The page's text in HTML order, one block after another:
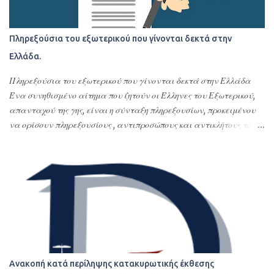
Πληρεξούσια του εξωτερικού που γίνονται δεκτά στην
Ελλάδα.
Πληρεξούσια του εξωτερικού που γίνονται δεκτά στην Ελλάδα
Ένα συνηθισμένο αίτημα που ζητούν οι Έλληνες του Εξωτερικού,
απανταχού της γης, είναι η σύνταξη πληρεξουσίων, προκειμένου
να ορίσουν πληρεξουσίους , αντιπροσώπους και αντικλήτους τους
υποθέσεων τους στην Ελλάδα ή οποιασδήποτε εκπροσώπησης –
αντιπροσώπευσης τους στην Ελλάδα. Με τα πληρεξούσια αυτά
ορίζουν εντολοδόχους τους με συγκεκριμένες εντολές φιλικά ή
συγγενικά τους πρόσωπα ή το σπουδαιότερο και δέον γενέσθαι
επαγγελματίες, όπως δικηγόρους, λογιστές ή πολιτικούς μηχανικούς
ή όλα αυτά τα αναφερόμενα πρόσωπα. Τα πληρεξούσια αυτά
δίνονται συνήθως για αποδοχές κληρονομιών, τακτοποίηση
Ανακοπή κατά περίληψης κατακυρωτικής έκθεσης